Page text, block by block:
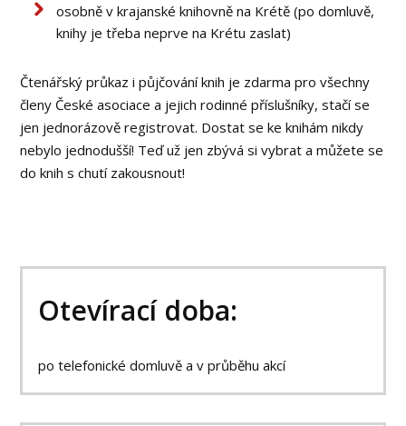
osobně v krajanské knihovně na Krétě (po domluvě,
knihy je třeba neprve na Krétu zaslat)
Čtenářský průkaz i půjčování knih je zdarma pro všechny
členy České asociace a jejich rodinné příslušníky, stačí se
jen jednorázově registrovat. Dostat se ke knihám nikdy
nebylo jednodušší! Teď už jen zbývá si vybrat a můžete se
do knih s chutí zakousnout!
Otevírací doba:
po telefonické domluvě a v průběhu akcí